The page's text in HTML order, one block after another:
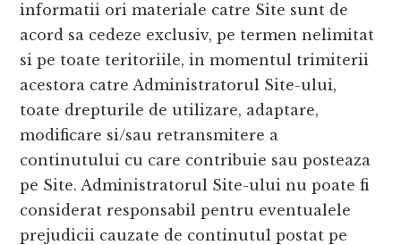
informatii ori materiale catre Site sunt de
acord sa cedeze exclusiv, pe termen nelimitat
si pe toate teritoriile, in momentul trimiterii
acestora catre Administratorul Site-ului,
toate drepturile de utilizare, adaptare,
modificare si/sau retransmitere a
continutului cu care contribuie sau posteaza
pe Site. Administratorul Site-ului nu poate fi
considerat responsabil pentru eventualele
prejudicii cauzate de continutul postat pe